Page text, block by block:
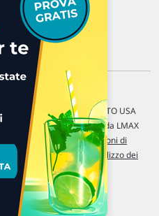
s.r.l.
di 15 min. / MERCATO USA
Quotazioni fornite da LMAX
delle nostre Condizioni di
sulla privacye dell' Utilizzo dei